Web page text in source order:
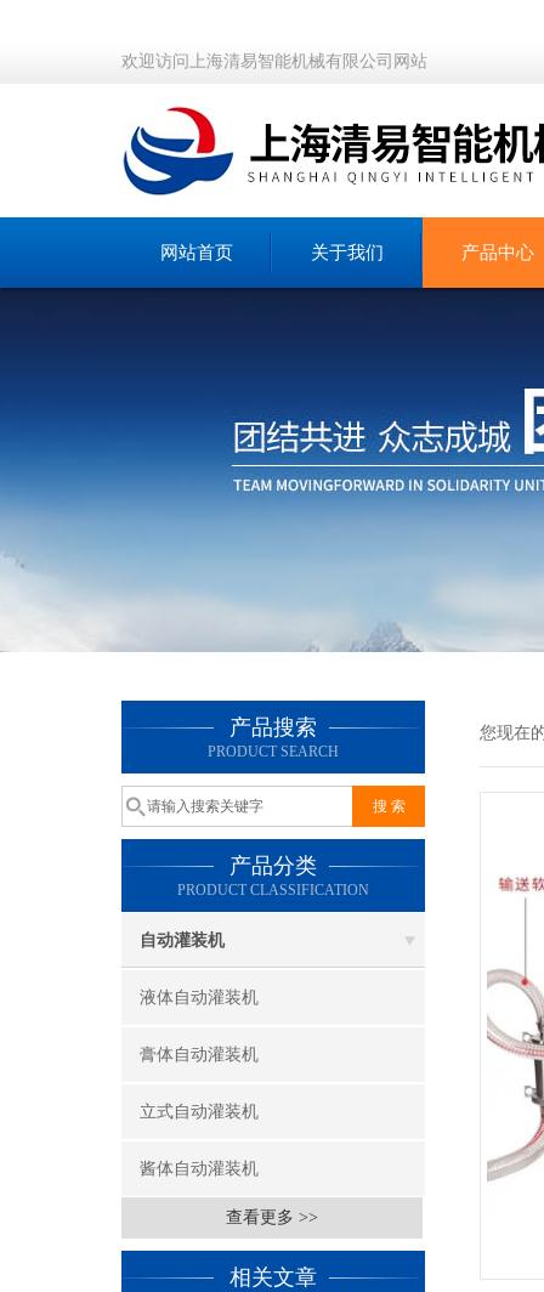
欢迎访问上海清易智能机械有限公司网站
网站首页 关于我们 产品中心
产品搜索
PRODUCT SEARCH
产品分类
PRODUCT CLASSIFICATION
自动灌装机
液体自动灌装机
膏体自动灌装机
立式自动灌装机
酱体自动灌装机
查看更多 >>
相关文章
您现在